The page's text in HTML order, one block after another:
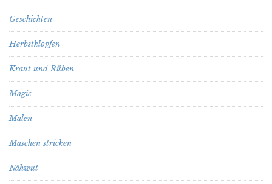
Geschichten
Herbstklopfen
Kraut und Rüben
Magic
Malen
Maschen stricken
Nähwut